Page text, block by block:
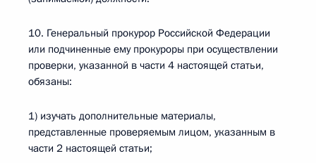
10. Генеральный прокурор Российской Федерации
или подчиненные ему прокуроры при осуществлении
проверки, указанной в части 4 настоящей статьи,
обязаны:
1) изучать дополнительные материалы,
представленные проверяемым лицом, указанным в
части 2 настоящей статьи;